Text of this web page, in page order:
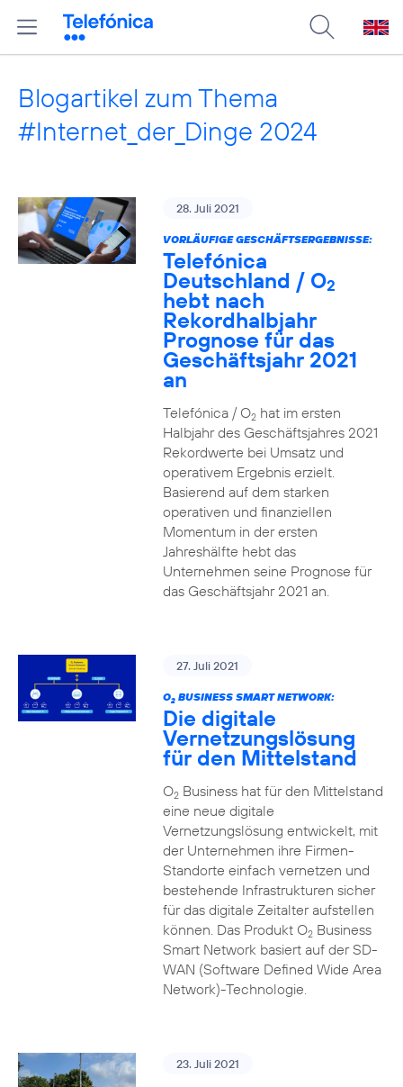
Blogartikel zum Thema
#Internet_der_Dinge 2024
28. Juli 2021
VORLÄUFIGE GESCHÄFTSERGEBNISSE:
Telefónica
Deutschland / O2
hebt nach
Rekordhalbjahr
Prognose für das
Geschäftsjahr 2021
an
Telefónica / O2hat im ersten
Halbjahr des Geschäftsjahres 2021
Rekordwerte bei Umsatz und
operativem Ergebnis erzielt.
Basierend auf dem starken
operativen und finanziellen
Momentum in der ersten
Jahreshälfte hebt das
Unternehmen seine Prognose für
das Geschäftsjahr 2021 an.
27. Juli 2021
O2BUSINESS SMART NETWORK:
Die digitale
Vernetzungslösung
für den Mittelstand
O2Business hat für den Mittelstand
eine neue digitale
Vernetzungslösung entwickelt, mit
der Unternehmen ihre Firmen-
Standorte einfach vernetzen und
bestehende Infrastrukturen sicher
für das digitale Zeitalter aufstellen
können. Das Produkt O2Business
Smart Network basiert auf der SD-
WAN (Software Defined Wide Area
Network)-Technologie.
23. Juli 2021